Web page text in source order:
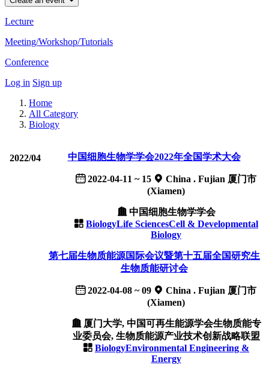
Lecture
Meeting/Workshop/Tutorials
Conference
Log in Sign up
Home
All Category
Biology
2022/04 中国细胞生物学学会2022年全国学术大会
2022-04-11 ~ 15
China . Fujian 厦门市
(Xiamen)
中国细胞生物学学会
BiologyLife SciencesCell & Developmental
Biology
第七届生物质能源国际会议暨第十五届全国研究生
生物质能研讨会
2022-04-08 ~ 09
China . Fujian 厦门市
(Xiamen)
厦门大学, 中国可再生能源学会生物质能专
业委员会, 生物质能源产业技术创新战略联盟
BiologyEnvironmental Engineering &
Energy